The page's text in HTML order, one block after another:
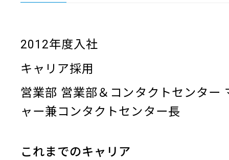
2012年度入社
キャリア採用
営業部 営業部＆コンタクトセンター
ャー兼コンタクトセンター長
これまでのキャリア